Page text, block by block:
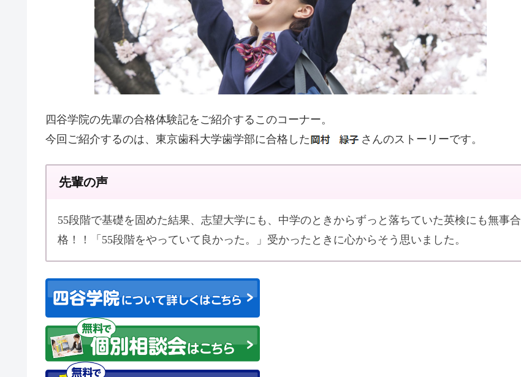
四谷学院の先輩の合格体験記をご紹介するこのコーナー。
今回ご紹介するのは、東京歯科大学歯学部に合格した
さんのストーリーです。
先輩の声
55段階で基礎を固めた結果、志望大学にも、中学のときからずっと落ちていた英検にも無事合
格！！「55段階をやっていて良かった。」受かったときに心からそう思いました。